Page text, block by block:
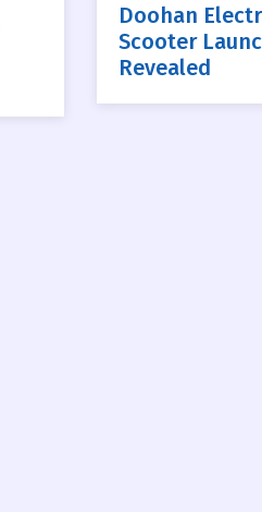
Doohan
Scooter
Revealed